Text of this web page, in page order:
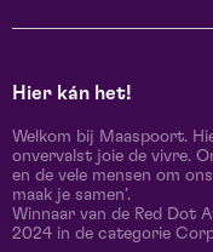
Hier kán het!
Welkom bij Maaspoort.
onvervalst joie de vivre.
en de vele mensen om
maak je samen’.
Winnaar van de Red Dot
2024 in de categorie